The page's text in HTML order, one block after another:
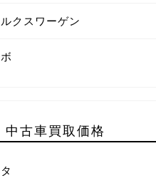
クスワーゲン
中古車買取価格